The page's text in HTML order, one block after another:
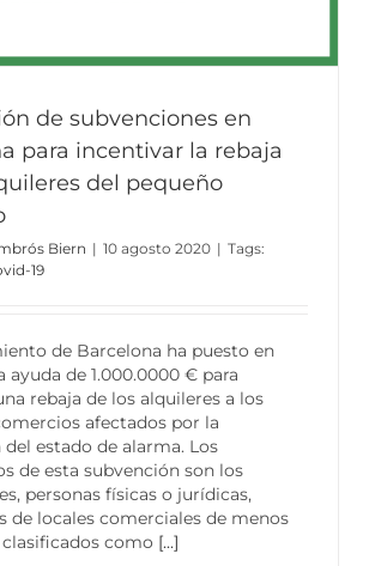
de subvenciones en
para incentivar la rebaja
del pequeño
Biern | 10 agosto 2020 | Tags:
19
de Barcelona ha puesto en
ayuda de 1.000.0000 € para
rebaja de los alquileres a los
afectados por la
estado de alarma. Los
de esta subvención son los
personas físicas o jurídicas,
de locales comerciales de menos
como [...]